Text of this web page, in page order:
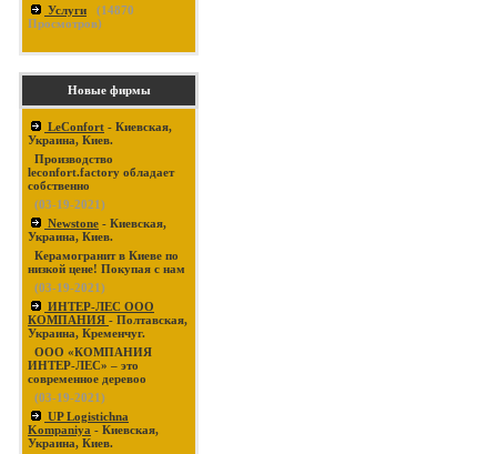
Услуги (14870
Просмотров)
Новые фирмы
LeConfort - Киевская,
Украина, Киев.
Производство
leconfort.factory обладает
собственно
(03-19-2021)
Newstone - Киевская,
Украина, Киев.
Керамогранит в Киеве по
низкой цене! Покупая с нам
(03-19-2021)
ИНТЕР-ЛЕС ООО
КОМПАНИЯ - Полтавская,
Украина, Кременчуг.
ООО «КОМПАНИЯ
ИНТЕР-ЛЕС» – это
современное деревоо
(03-19-2021)
UP Logistichna
Kompaniya - Киевская,
Украина, Киев.